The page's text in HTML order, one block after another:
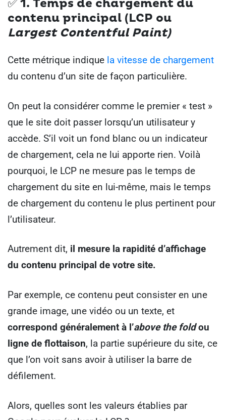
✅ 1. Temps de chargement du
contenu principal (LCP ou
Largest Contentful Paint)
Cette métrique indique la vitesse de chargement
du contenu d’un site de façon particulière.
On peut la considérer comme le premier « test »
que le site doit passer lorsqu’un utilisateur y
accède. S’il voit un fond blanc ou un indicateur
de chargement, cela ne lui apporte rien. Voilà
pourquoi, le LCP ne mesure pas le temps de
chargement du site en lui-même, mais le temps
de chargement du contenu le plus pertinent pour
l’utilisateur.
Autrement dit, il mesure la rapidité d’affichage
du contenu principal de votre site.
Par exemple, ce contenu peut consister en une
grande image, une vidéo ou un texte, et
correspond généralement à l’above the foldou
ligne de flottaison, la partie supérieure du site, ce
que l’on voit sans avoir à utiliser la barre de
défilement.
Alors, quelles sont les valeurs établies par